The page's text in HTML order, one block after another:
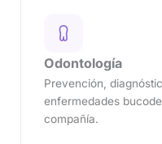
Odontología
Prevención,
enfermedades
compañía.